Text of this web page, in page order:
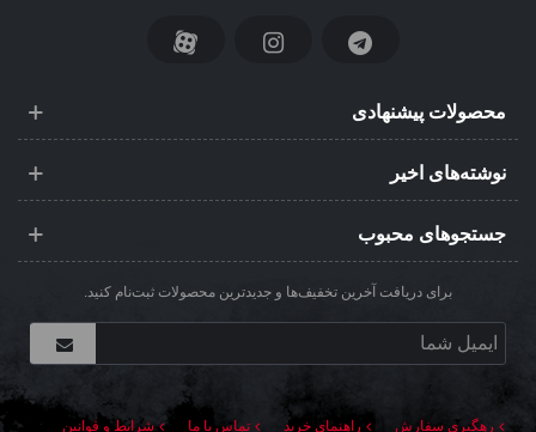
محصولات پیشنهادی
نوشته‌های اخیر
جستجوهای محبوب
برای دریافت آخرین تخفیف‌ها و جدیدترین محصولات ثبت‌نام کنید.
رهگیری سفارش راهنمای خرید تماس با ما شرایط و قوانین